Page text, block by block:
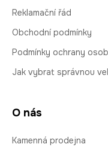
Reklamační řád
Obchodní podmínky
Podmínky ochrany
Jak vybrat správnou
O nás
Kamenná prodejna